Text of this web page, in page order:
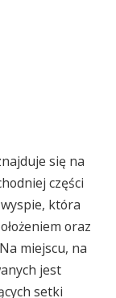
się na
części
która
oraz
miejscu, na
jest
setki